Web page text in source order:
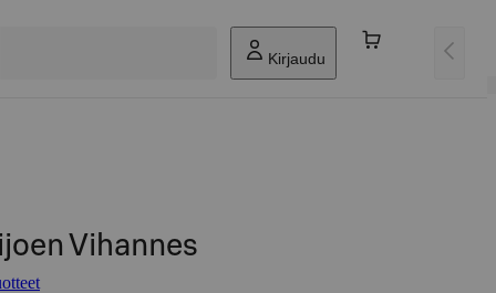
Kirjaudu
Vihannes